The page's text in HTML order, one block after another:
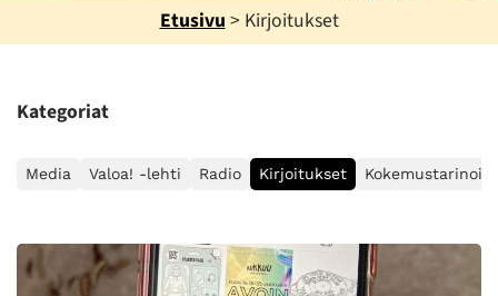
Etusivu > Kirjoitukset
Kategoriat
Media Valoa! -lehti Radio Kirjoitukset Kokemustarinoita